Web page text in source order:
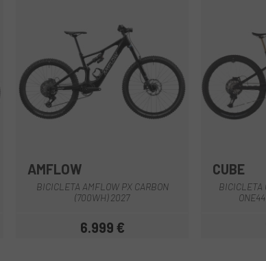
AMFLOW
BICICLETA AMFLOW PX CARBON
(700WH) 2027
Preu
6.999 €
CUBE
BICICLETA